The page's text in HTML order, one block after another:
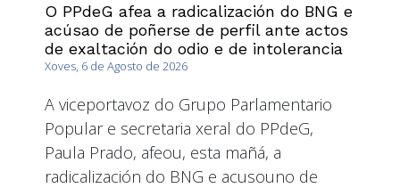
O PPdeG afea a radicalización do BNG e
acúsao de poñerse de perfil ante actos
de exaltación do odio e de intolerancia
Xoves, 6 de Agosto de 2026
A viceportavoz do Grupo Parlamentario
Popular e secretaria xeral do PPdeG,
Paula Prado, afeou, esta mañá, a
radicalización do BNG e acusouno de